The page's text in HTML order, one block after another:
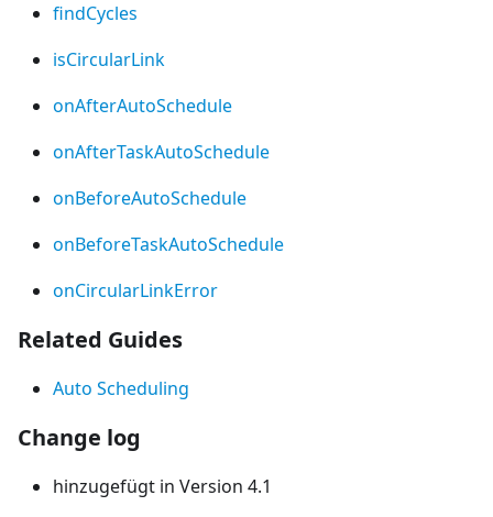
findCycles
isCircularLink
onAfterAutoSchedule
onAfterTaskAutoSchedule
onBeforeAutoSchedule
onBeforeTaskAutoSchedule
onCircularLinkError
Related Guides
Auto Scheduling
Change log
hinzugefügt in Version 4.1